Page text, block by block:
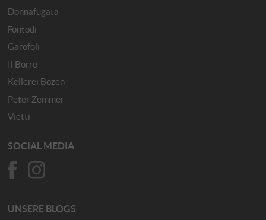
Donnafugata
Fontodi
Garofoli
Il Borro
Kellerei Bozen
Peter Zemmer
Vietti
SOCIAL MEDIA
UNSERE BLOGS